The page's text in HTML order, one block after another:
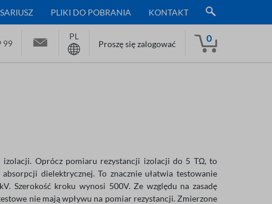
PLIKI DO POBRANIA KONTAKT
99
PL
Proszę się zalogować
0
Oprócz pomiaru rezystancji izolacji do 5 TΩ, to
dielektrycznej. To znacznie ułatwia testowanie
Szerokość kroku wynosi 500V. Ze względu na zasadę
nie mają wpływu na pomiar rezystancji. Zmierzone